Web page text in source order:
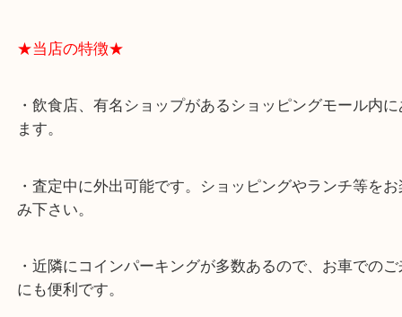
アクタ西宮の西館一階です。